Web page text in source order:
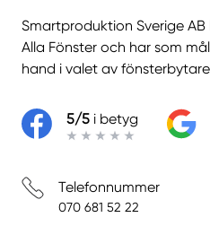
Smartproduktion Sverige
Alla Fönster och har som
hand i valet av
5/5 i betyg
Telefonnummer
070 681 52 22